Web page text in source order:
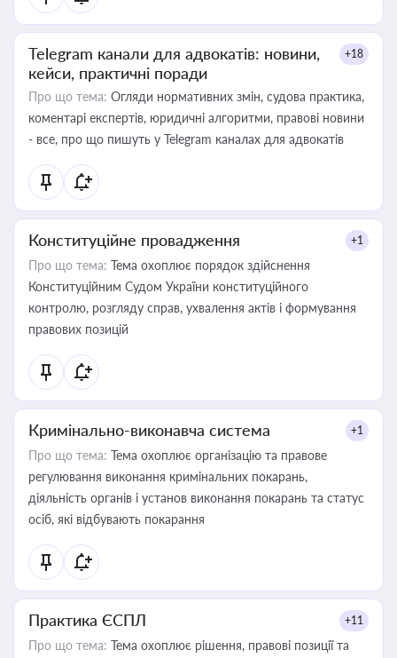
Telegram канали для адвокатів: новини,
кейси, практичні поради
+18
Про що тема: Огляди нормативних змін, судова практика,
коментарі експертів, юридичні алгоритми, правові новини
- все, про що пишуть у Telegram каналах для адвокатів
Конституційне провадження +1
Про що тема: Тема охоплює порядок здійснення
Конституційним Судом України конституційного
контролю, розгляду справ, ухвалення актів і формування
правових позицій
Кримінально-виконавча система +1
Про що тема: Тема охоплює організацію та правове
регулювання виконання кримінальних покарань,
діяльність органів і установ виконання покарань та статус
осіб, які відбувають покарання
Практика ЄСПЛ +11
Про що тема: Тема охоплює рішення, правові позиції та